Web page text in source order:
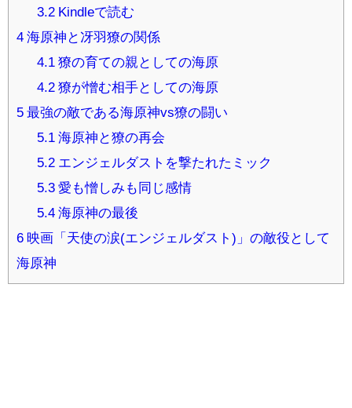
3.2Kindleで読む
4 海原神と冴羽獠の関係
4.1 獠の育ての親としての海原
4.2獠が憎む相手としての海原
5 最強の敵である海原神vs獠の闘い
5.1 海原神と獠の再会
5.2エンジェルダストを撃たれたミック
5.3愛も憎しみも同じ感情
5.4海原神の最後
6 映画「天使の涙(エンジェルダスト)」の敵役として
海原神